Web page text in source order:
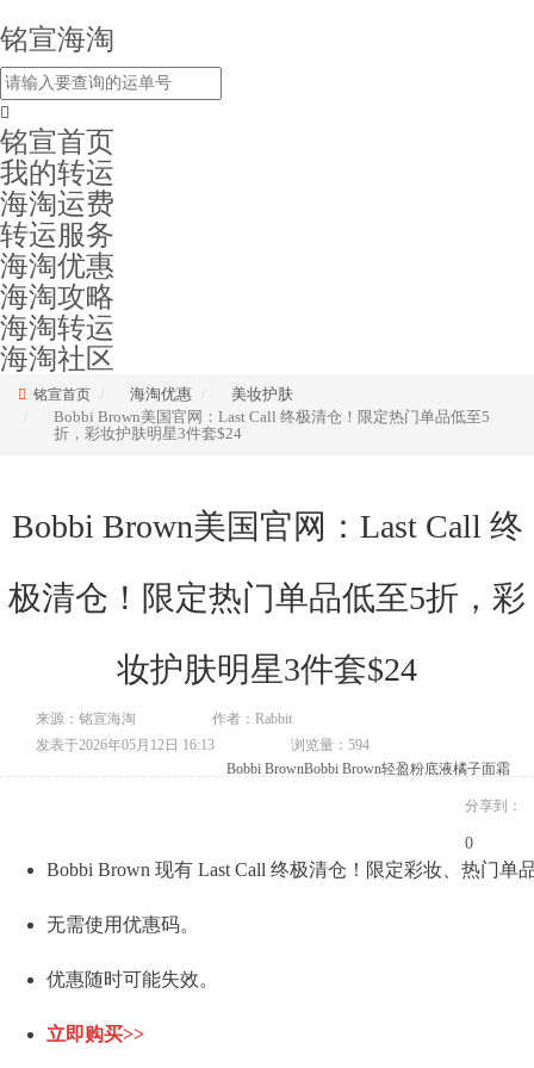
铭宣海淘
铭宣首页
我的转运
海淘运费
转运服务
海淘优惠
海淘攻略
海淘转运
海淘社区
铭宣首页 海淘优惠
美妆护肤
Bobbi Brown美国官网：Last Call 终极清仓！限定热门单品低至5
折，彩妆护肤明星3件套$24
Bobbi Brown美国官网：Last Call 终
极清仓！限定热门单品低至5折，彩
妆护肤明星3件套$24
来源：铭宣海淘
作者：Rabbit
发表于2026年05月12日 16:13
浏览量：594
Bobbi BrownBobbi Brown轻盈粉底液橘子面霜
分享到：
0
Bobbi Brown 现有 Last Call 终极清仓！限定彩妆、热门单
无需使用优惠码。
优惠随时可能失效。
立即购买>>